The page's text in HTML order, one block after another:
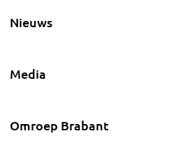
Nieuws
Media
Omroep Brabant